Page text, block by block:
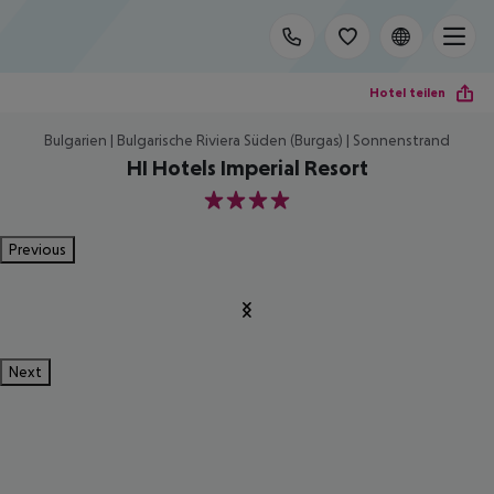
Hotel teilen
Bulgarien | Bulgarische Riviera Süden (Burgas) | Sonnenstrand
HI Hotels Imperial Resort
4
Previous
Next